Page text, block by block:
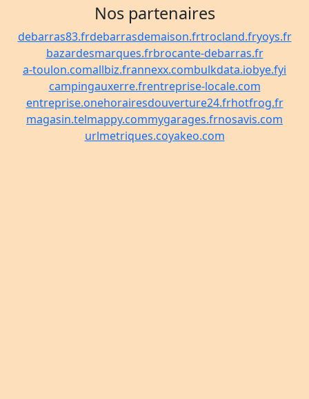
Nos partenaires
debarras83.frdebarrasdemaison.frtrocland.fryoys.fr
bazardesmarques.frbrocante-debarras.fr
a-toulon.comallbiz.frannexx.combulkdata.iobye.fyi
campingauxerre.frentreprise-locale.com
entreprise.onehorairesdouverture24.frhotfrog.fr
magasin.telmappy.commygarages.frnosavis.com
urlmetriques.coyakeo.com